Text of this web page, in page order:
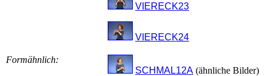
VIERECK23
VIERECK24
Formähnlich:
SCHMAL12A (ähnliche Bilder)